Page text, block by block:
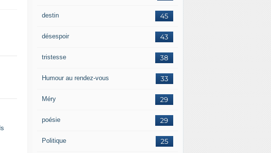
45
destin
43
désespoir
38
tristesse
33
Humour au rendez-vous
29
Méry
29
poésie
25
Politique